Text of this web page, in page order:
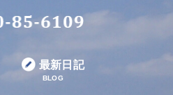
最新日記
BLOG